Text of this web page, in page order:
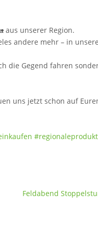
aus unserer Region.
andere mehr – in
die Gegend fahren
uns jetzt schon auf
Feldabend